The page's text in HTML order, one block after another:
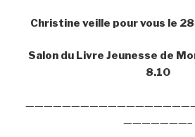
Christine veille pour vous le
Salon du Livre Jeunesse de
8.10
———————–